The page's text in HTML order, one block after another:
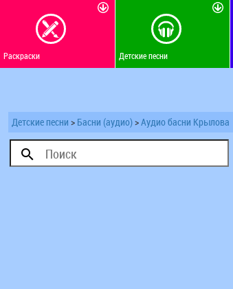
Раскраски Детские песни
Детские песни > Басни (аудио)>Аудио басни Крылова